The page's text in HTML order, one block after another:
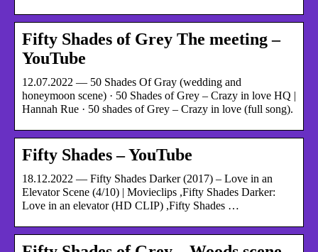
Fifty Shades of Grey The meeting –
YouTube
12.07.2022 — 50 Shades Of Gray (wedding and
honeymoon scene) · 50 Shades of Grey – Crazy in love HQ |
Hannah Rue · 50 shades of Grey – Crazy in love (full song).
Fifty Shades – YouTube
18.12.2022 — Fifty Shades Darker (2017) – Love in an
Elevator Scene (4/10) | Movieclips ,Fifty Shades Darker:
Love in an elevator (HD CLIP) ,Fifty Shades …